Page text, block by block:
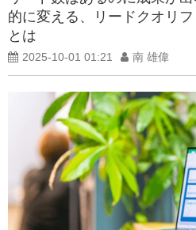
的に変える、リードクオリ
とは
2025-10-01 01:21 南 雄偉